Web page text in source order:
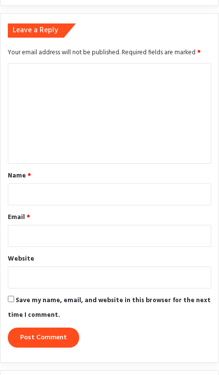
Leave a Reply
Your email address will not be published.Required fields are marked *
*
Name *
Email *
Website
Save my name, email, and website in this browser for the next
time I comment.